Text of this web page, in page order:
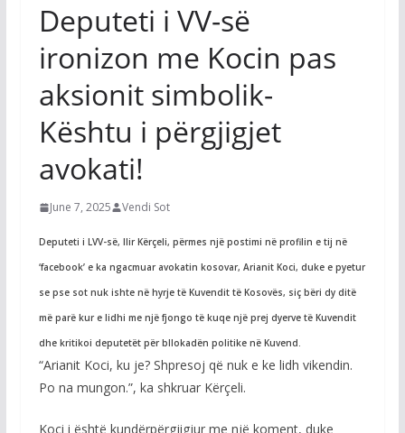
Deputeti i VV-së
ironizon me Kocin pas
aksionit simbolik-
Kështu i përgjigjet
avokati!
June 7, 2025 Vendi Sot
Deputeti i LVV-së, Ilir Kërçeli, përmes një postimi në profilin e tij në
‘facebook’ e ka ngacmuar avokatin kosovar, Arianit Koci, duke e pyetur
se pse sot nuk ishte në hyrje të Kuvendit të Kosovës, siç bëri dy ditë
më parë kur e lidhi me një fjongo të kuqe një prej dyerve të Kuvendit
dhe kritikoi deputetët për bllokadën politike në Kuvend.
“Arianit Koci, ku je? Shpresoj që nuk e ke lidh vikendin.
Po na mungon.”, ka shkruar Kërçeli.
Koci i është kundërpërgjigjur me një koment, duke